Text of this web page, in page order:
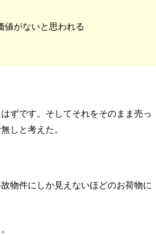
値がないと思われる
ずです。そしてそれをそのまま売っ
しと考えた。
物件にしか見えないほどのお荷物に